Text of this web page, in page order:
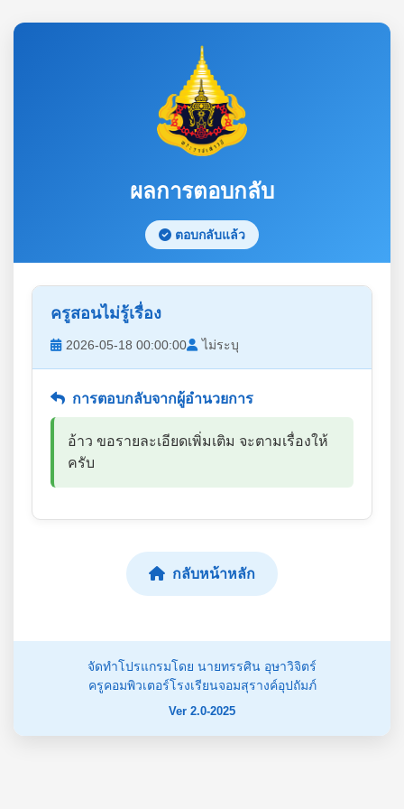
ผลการตอบกลับ
ตอบกลับแล้ว
ครูสอนไม่รู้เรื่อง
2026-05-18 00:00:00 ไม่ระบุ
การตอบกลับจากผู้อำนวยการ
อ้าว ขอรายละเอียดเพิ่มเติม จะตามเรื่องให้
ครับ
กลับหน้าหลัก
จัดทำโปรแกรมโดย นายทรรศิน อุษาวิจิตร์
ครูคอมพิวเตอร์โรงเรียนจอมสุรางค์อุปถัมภ์
Ver 2.0-2025